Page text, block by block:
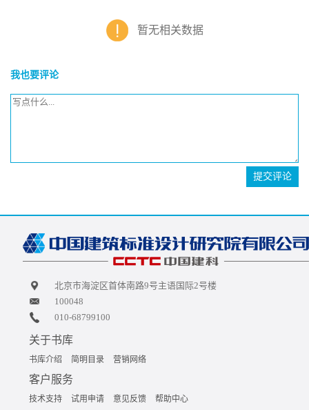
暂无相关数据
我也要评论
提交评论
北京市海淀区首体南路9号主语国际2号楼
100048
010-68799100
关于书库
书库介绍 简明目录 营销网络
客户服务
技术支持 试用申请 意见反馈 帮助中心